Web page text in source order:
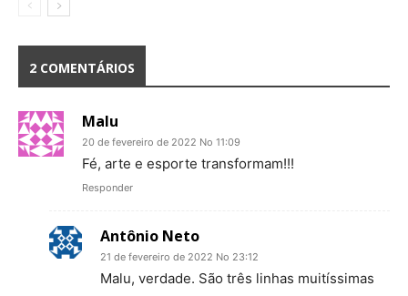
2 COMENTÁRIOS
Malu
20 de fevereiro de 2022 No 11:09
Fé, arte e esporte transformam!!!
Responder
Antônio Neto
21 de fevereiro de 2022 No 23:12
Malu, verdade. São três linhas muitíssimas